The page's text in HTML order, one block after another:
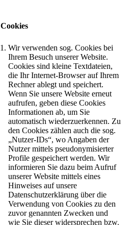
Cookies
Wir verwenden sog. Cookies bei
Ihrem Besuch unserer Website.
Cookies sind kleine Textdateien,
die Ihr Internet-Browser auf Ihrem
Rechner ablegt und speichert.
Wenn Sie unsere Website erneut
aufrufen, geben diese Cookies
Informationen ab, um Sie
automatisch wiederzuerkennen. Zu
den Cookies zählen auch die sog.
„Nutzer-IDs“, wo Angaben der
Nutzer mittels pseudonymisierter
Profile gespeichert werden. Wir
informieren Sie dazu beim Aufruf
unserer Website mittels eines
Hinweises auf unsere
Datenschutzerklärung über die
Verwendung von Cookies zu den
zuvor genannten Zwecken und
wie Sie dieser widersprechen bzw.